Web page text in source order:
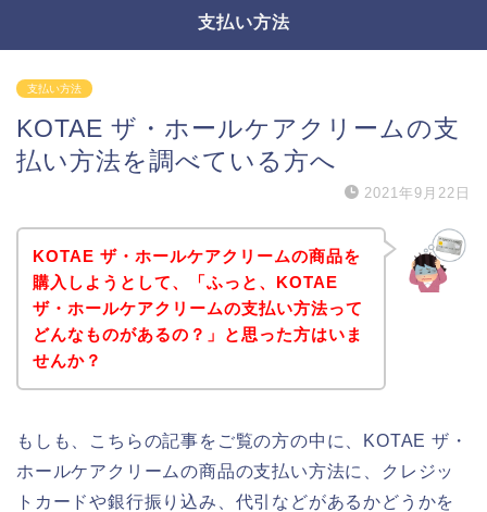
支払い方法
支払い方法
KOTAE ザ・ホールケアクリームの支
払い方法を調べている方へ
2021年9月22日
KOTAE ザ・ホールケアクリームの商品を
購入しようとして、「ふっと、KOTAE
ザ・ホールケアクリームの支払い方法って
どんなものがあるの？」と思った方はいま
せんか？
もしも、こちらの記事をご覧の方の中に、KOTAE ザ・
ホールケアクリームの商品の支払い方法に、クレジッ
トカードや銀行振り込み、代引などがあるかどうかを